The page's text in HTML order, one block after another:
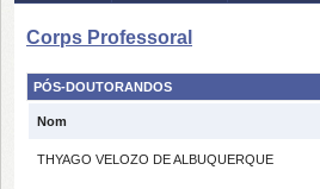
Corps Professoral
PÓS-DOUTORANDOS
Nom
THYAGO VELOZO DE ALBUQUERQUE